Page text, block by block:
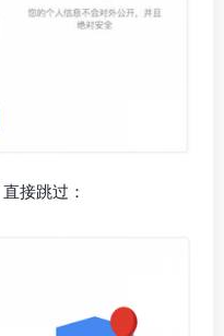
接跳过：